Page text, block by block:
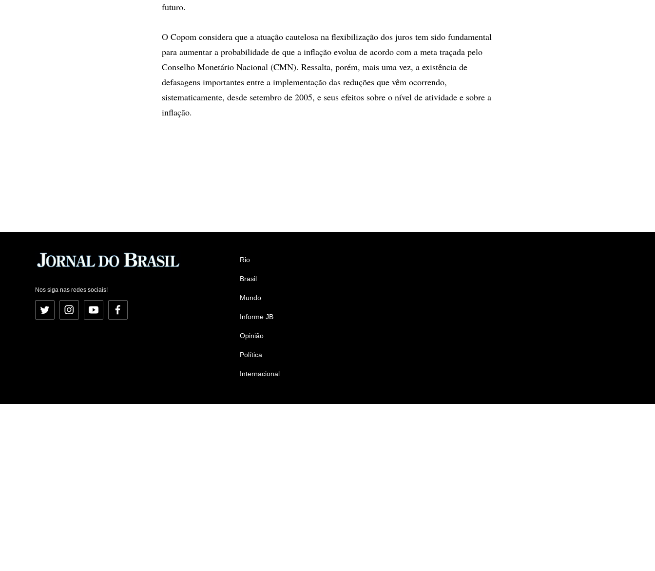
futuro.
O Copom considera que a atuação cautelosa na flexibilização dos juros tem sido fundamental
para aumentar a probabilidade de que a inflação evolua de acordo com a meta traçada pelo
Conselho Monetário Nacional (CMN). Ressalta, porém, mais uma vez, a existência de
defasagens importantes entre a implementação das reduções que vêm ocorrendo,
sistematicamente, desde setembro de 2005, e seus efeitos sobre o nível de atividade e sobre a
inflação.
Nos siga nas redes sociais!
Twitter InstagramYouTubeFacebook
Rio
Brasil
Mundo
Informe JB
Opinião
Política
Internacional